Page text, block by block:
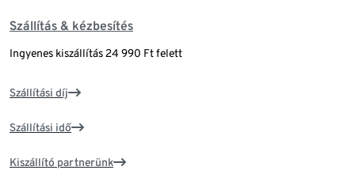
Szállítás & kézbesítés
Ingyenes kiszállítás 24 990 Ft felett
Szállítási díj
Szállítási idő
Kiszállító partnerünk